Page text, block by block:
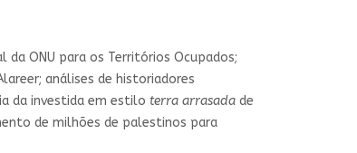
ONU para os Territórios Ocupados;
análises de historiadores
da investida em estilo terra arrasada de
de milhões de palestinos para